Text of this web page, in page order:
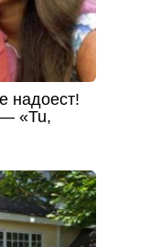
надоест!
«Tu,